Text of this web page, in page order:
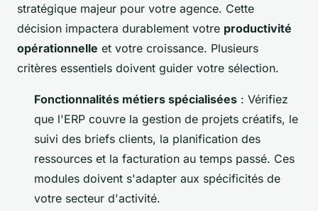
stratégique majeur pour votre agence. Cette
décision impactera durablement votre productivité
opérationnelle et votre croissance. Plusieurs
critères essentiels doivent guider votre sélection.
Fonctionnalités métiers spécialisées : Vérifiez
que l'ERP couvre la gestion de projets créatifs, le
suivi des briefs clients, la planification des
ressources et la facturation au temps passé. Ces
modules doivent s'adapter aux spécificités de
votre secteur d'activité.